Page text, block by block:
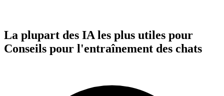
La plupart des IA les plus utiles pour
Conseils pour l'entraînement des chats